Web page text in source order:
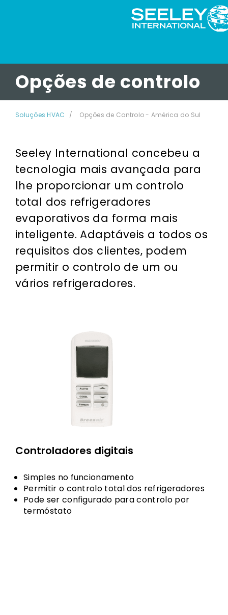
Opções de controlo
Soluções HVAC Opções de Controlo - América do Sul
Seeley International concebeu a
tecnologia mais avançada para
lhe proporcionar um controlo
total dos refrigeradores
evaporativos da forma mais
inteligente. Adaptáveis a todos os
requisitos dos clientes, podem
permitir o controlo de um ou
vários refrigeradores.
Controladores digitais
Simples no funcionamento
Permitir o controlo total dos refrigeradores
Pode ser configurado para controlo por
termóstato